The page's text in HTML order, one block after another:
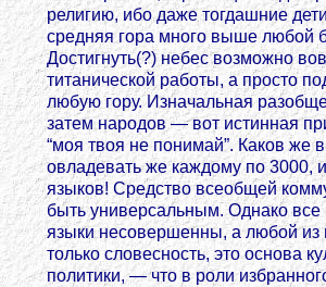
религию, ибо даже тогдашние
средняя гора много выше любой
Достигнуть(?) небес возможно
титанической работы, а просто
любую гору. Изначальная
затем народов — вот истинная
“моя твоя не понимай”. Каков же
овладевать же каждому по 3000,
языков! Средство всеобщей
быть универсальным. Однако
языки несовершенны, а любой из
только словесность, это основа
политики, — что в роли